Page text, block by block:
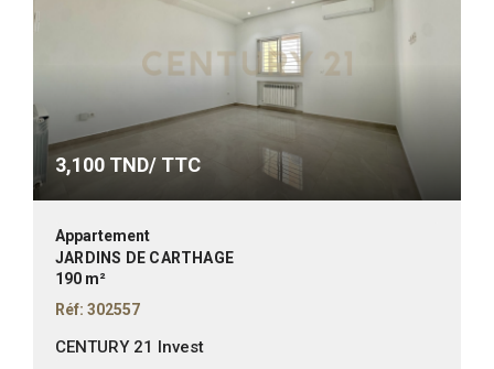
3,100 TND/ TTC
Appartement
JARDINS DE CARTHAGE
190 m²
Réf: 302557
CENTURY 21 Invest